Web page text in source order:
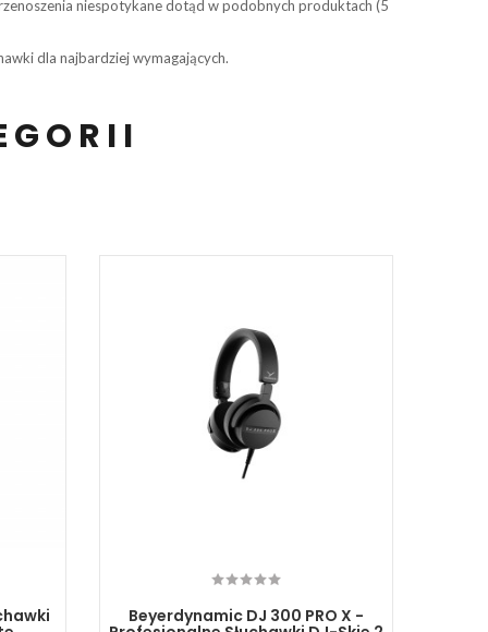
niespotykane dotąd w podobnych produktach (5
dla najbardziej wymagających.
Beyerdynamic DJ 300 PRO X -